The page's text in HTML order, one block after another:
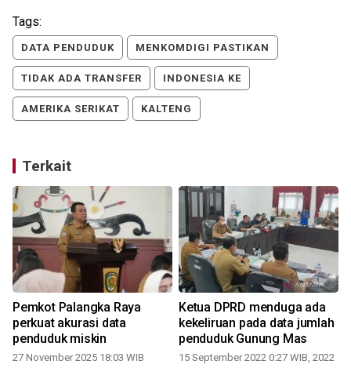
Tags:
DATA PENDUDUK MENKOMDIGI PASTIKAN
TIDAK ADA TRANSFER INDONESIA KE
AMERIKA SERIKAT KALTENG
Terkait
Pemkot Palangka Raya
perkuat akurasi data
penduduk miskin
27 November 2025 18:03 WIB
Ketua DPRD menduga ada
kekeliruan pada data jumlah
penduduk Gunung Mas
15 September 2022 0:27 WIB, 2022